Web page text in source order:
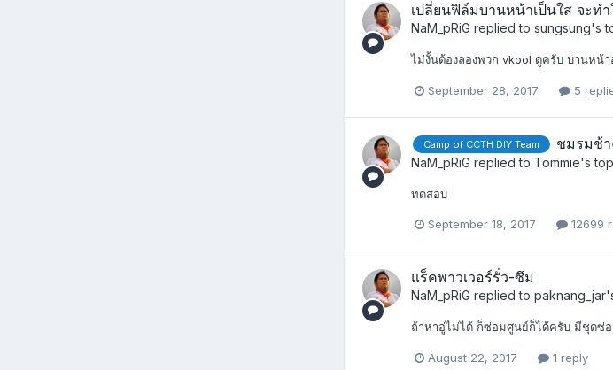
เปลี่ยนฟิล์มบานหน้าเป็นใส จะท
NaM_pRiG replied to sungsung's
ไม่งั้นต้องลองพวก vkool ดูครับ บานหน้
September 28, 2017 5
Camp of CCTH DIY Team ชมรมช้
NaM_pRiG replied to Tommie's
ทดสอบ
September 18, 2017 12699
แร็คพาวเวอร์รั่ว-ซึม
NaM_pRiG replied to paknang_jar
ถ้าหาอู่ไม่ได้ ก็ซ่อมศูนย์ก็ได้ครับ มีชุดซ่
August 22, 2017 1 reply